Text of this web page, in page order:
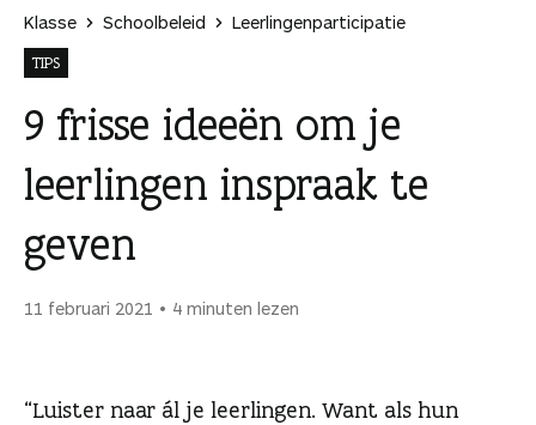
a
s
s
e
Klasse Schoolbeleid
Leerlingenparticipatie
TIPS
9 frisse ideeën om je
leerlingen inspraak te
geven
11 februari 2021 4 minuten lezen
“Luister naar ál je leerlingen. Want als hun